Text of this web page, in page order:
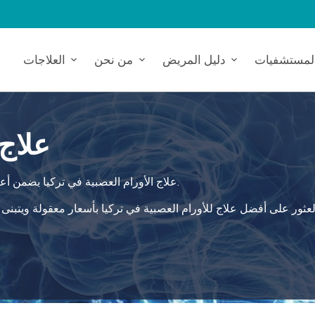
العلاجات من نحن دليل المريض
علاج الأورام العصبية في تركيا يضمن أعلى معايير الرعاية، ويوفر لك حلاً شاملاً وآمناً لاحتياجاتك الصحية.